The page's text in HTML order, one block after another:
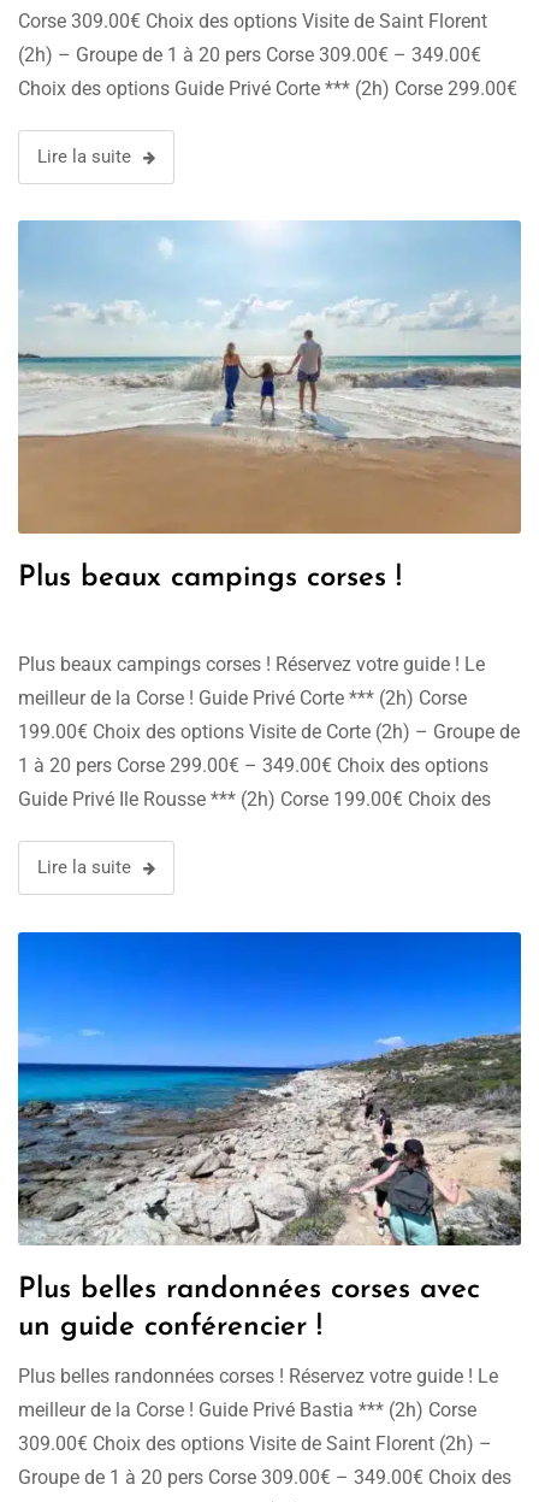
Corse 309.00€ Choix des options Visite de Saint Florent
(2h) – Groupe de 1 à 20 pers Corse 309.00€ – 349.00€
Choix des options Guide Privé Corte *** (2h) Corse 299.00€
Lire la suite
Plus beaux campings corses !
Plus beaux campings corses ! Réservez votre guide ! Le
meilleur de la Corse ! Guide Privé Corte *** (2h) Corse
199.00€ Choix des options Visite de Corte (2h) – Groupe de
1 à 20 pers Corse 299.00€ – 349.00€ Choix des options
Guide Privé Ile Rousse *** (2h) Corse 199.00€ Choix des
Lire la suite
Plus belles randonnées corses avec
un guide conférencier !
Plus belles randonnées corses ! Réservez votre guide ! Le
meilleur de la Corse ! Guide Privé Bastia *** (2h) Corse
309.00€ Choix des options Visite de Saint Florent (2h) –
Groupe de 1 à 20 pers Corse 309.00€ – 349.00€ Choix des